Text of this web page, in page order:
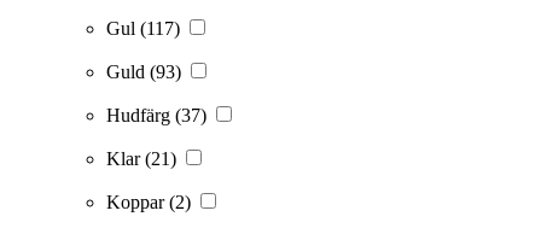
Gul (117)
Guld (93)
Hudfärg (37)
Klar(21)
Koppar(2)